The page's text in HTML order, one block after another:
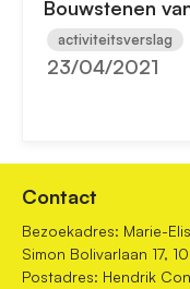
Bouwstenen
activiteitsverslag
23/04/2021
Contact
Bezoekadres: Marie-
Simon Bolivarlaan 17,
Postadres: Hendrik